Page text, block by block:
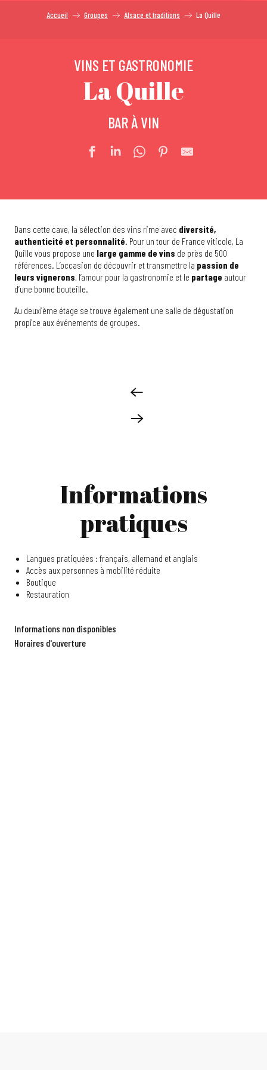
Accueil Groupes Alsace et traditions La Quille
VINS ET GASTRONOMIE
La Quille
BAR À VIN
Dans cette cave, la sélection des vins rime avec diversité,
authenticité et personnalité. Pour un tour de France viticole, La
Quille vous propose une large gamme de vins de près de 500
références. L’occasion de découvrir et transmettre la passion de
leurs vignerons, l’amour pour la gastronomie et le partage autour
d’une bonne bouteille.
Au deuxième étage se trouve également une salle de dégustation
propice aux événements de groupes.
Informations
pratiques
Langues pratiquées : français, allemand et anglais
Accès aux personnes à mobilité réduite
Boutique
Restauration
Informations non disponibles
Horaires d'ouverture